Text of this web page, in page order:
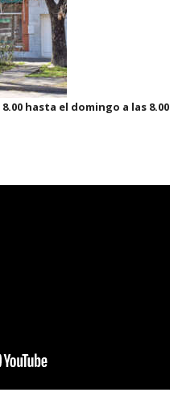
hasta el domingo a las 8.00